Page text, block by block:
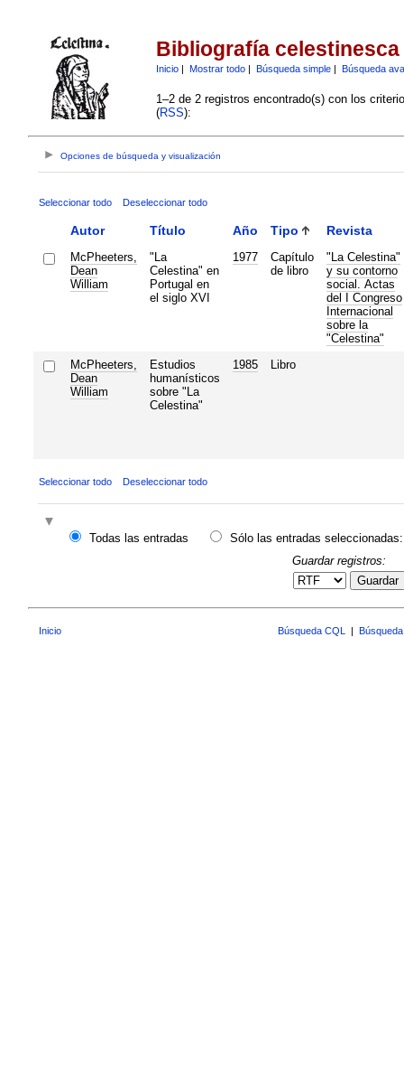
Bibliografía celestinesca
Inicio| Mostrar todo| Búsqueda simple| Búsqueda
1–2 de 2 registros encontrado(s) con los
(RSS):
Opciones de búsqueda y visualización
Seleccionar todo Deseleccionar todo
Autor Título Año Tipo Revista
McPheeters,
Dean
William
"La
Celestina" en
Portugal en
el siglo XVI
1977
Capítulo
de libro
"La Celestina"
y su contorno
social. Actas
del I Congreso
Internacional
sobre la
"Celestina"
McPheeters,
Dean
William
Estudios
humanísticos
sobre "La
Celestina"
1985 Libro
Seleccionar todo Deseleccionar todo
Todas las entradas
Sólo las entradas seleccionadas:
Guardar registros:
Guardar
Inicio Búsqueda CQL